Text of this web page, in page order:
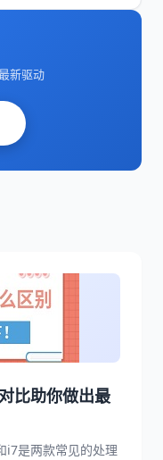
比助你做出最
i7是两款常见的处理
新驱动